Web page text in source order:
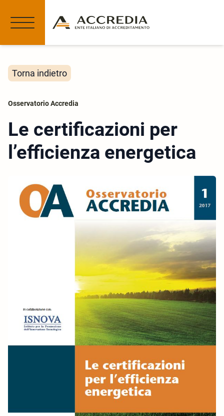
Torna indietro
Osservatorio Accredia
Le certificazioni per
l’efficienza energetica